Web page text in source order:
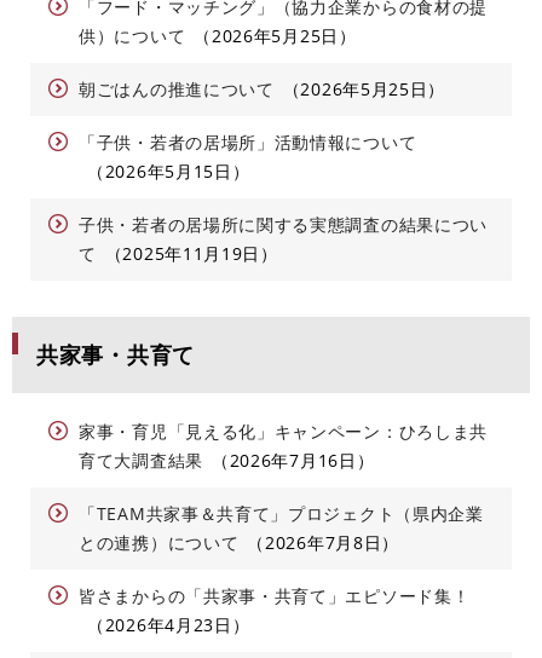
「フード・マッチング」（協力企業からの食材の提
供）について
2026年5月25日
朝ごはんの推進について 2026年5月25日
「子供・若者の居場所」活動情報について
2026年5月15日
子供・若者の居場所に関する実態調査の結果につい
て
2025年11月19日
共家事・共育て
家事・育児「見える化」キャンペーン：ひろしま共
育て大調査結果
2026年7月16日
「TEAM共家事＆共育て」プロジェクト（県内企業
との連携）について
2026年7月8日
皆さまからの「共家事・共育て」エピソード集！
2026年4月23日